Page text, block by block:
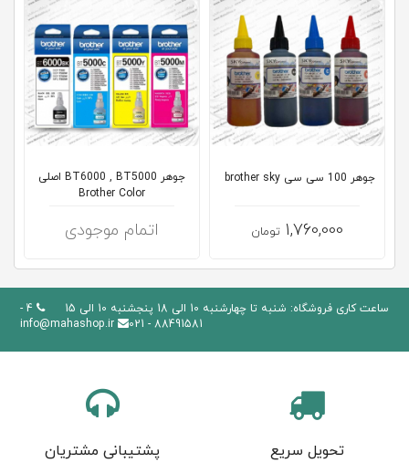
جوهر 100 سی سی brother sky
1,760,000 تومان
جوهر BT6000 , BT5000 اصلی
Brother Color
اتمام موجودی
ساعت کاری فروشگاه: شنبه تا چهارشنبه 10 الی 18 پنجشنبه 10 الی 15
4 -
88491581 - 021
info@mahashop.ir
تحویل سریع پشتیبانی مشتریان